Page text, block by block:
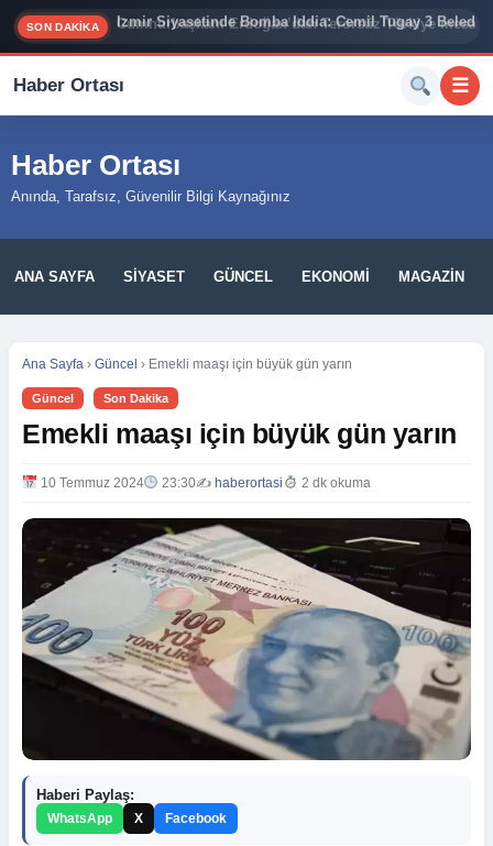
SON DAKİKA İzmir Siyasetinde Bomba İddia: Cemil Tugay 3
Haber Ortası ☰
Haber Ortası
Anında, Tarafsız, Güvenilir Bilgi Kaynağınız
ANA SAYFA SIYASET GÜNCEL EKONOMI MAGAZIN
Ana Sayfa › Güncel › Emekli maaşı için büyük gün yarın
Güncel Son Dakika
Emekli maaşı için büyük gün yarın
10 Temmuz 2024 23:30✍️ haberortasi 2 dk okuma
Haberi Paylaş:
WhatsApp X Facebook